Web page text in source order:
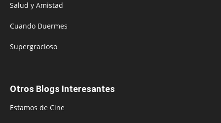
Salud y Amistad
Cuando Duermes
Supergracioso
Otros Blogs Interesantes
Estamos de Cine